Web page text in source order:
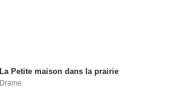
La Petite maison dans la prairie
Drame